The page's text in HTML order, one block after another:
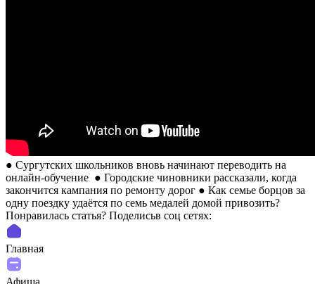
● Сургутских школьников вновь начинают переводить на
онлайн-обучение ● Городские чиновники рассказали, когда
закончится кампания по ремонту дорог ● Как семье борцов за
одну поездку удаётся по семь медалей домой привозить?
Понравилась статья? Поделиcьв соц сетях:
Главная
Афиша